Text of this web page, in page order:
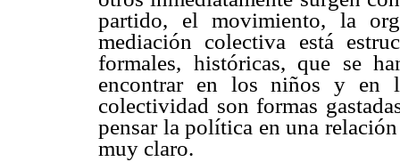
partido, el movimiento, la
mediación colectiva está
formales, históricas, que se
encontrar en los niños y en
colectividad son formas
pensar la política en una
muy claro.